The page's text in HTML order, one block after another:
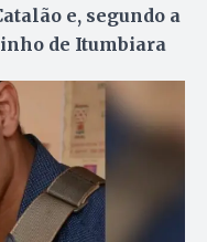
e, segundo a
de Itumbiara